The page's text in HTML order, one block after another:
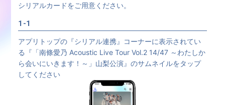
シリアルカードをご用意ください。
1-1
アプリトップの『シリアル連携』コーナーに表示されてい
る『「南條愛乃 Acoustic Live Tour Vol.2 14/47 ～わたしか
ら会いにいきます！～」山梨公演』のサムネイルをタップ
してください